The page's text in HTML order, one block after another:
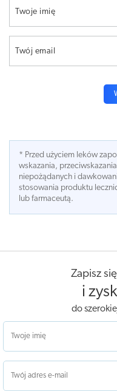
Twoje imię
Twój email
* Przed użyciem leków
wskazania,
niepożądanych i
stosowania produktu
lub farmaceutą.
Zapisz
i
do